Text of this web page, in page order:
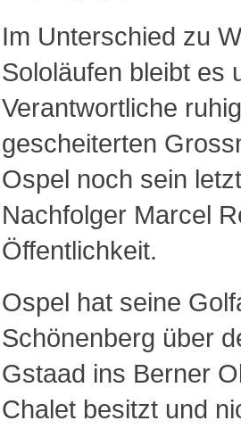
Im Unterschied zu
Sololäufen bleibt es
Verantwortliche
gescheiterten
Ospel noch sein
Nachfolger Marcel
Öffentlichkeit.
Ospel hat seine
Schönenberg über
Gstaad ins Berner
Chalet besitzt und